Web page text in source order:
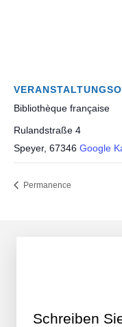
Bibliothèque française
Rulandstraße 4
Speyer, 67346 Google
Permanence
Schreiben